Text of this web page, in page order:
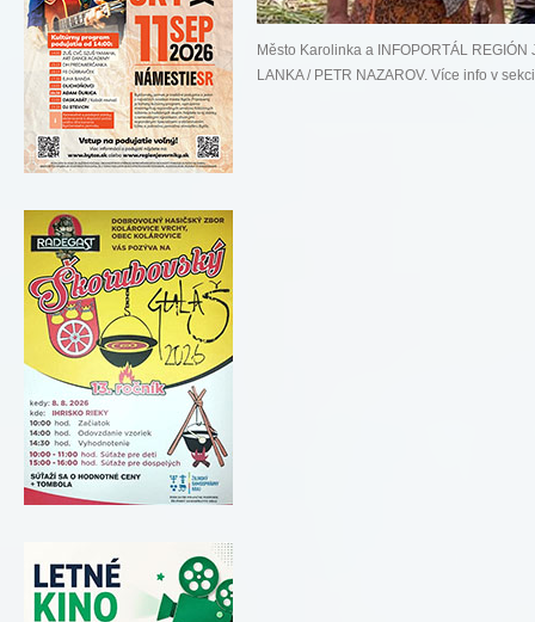
Město Karolinka a INFOPORTÁL
LANKA / PETR NAZAROV. Více info v